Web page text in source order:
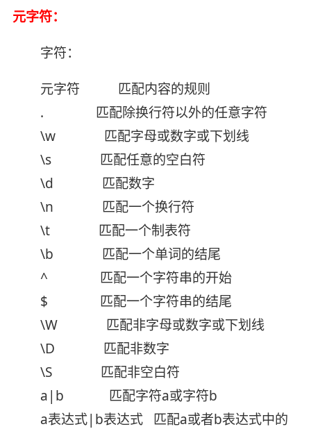
元字符：
字符：
元字符 匹配内容的规则
. 匹配除换行符以外的任意字符
\w 匹配字母或数字或下划线
\s 匹配任意的空白符
\d 匹配数字
\n 匹配一个换行符
\t 匹配一个制表符
\b 匹配一个单词的结尾
^ 匹配一个字符串的开始
$ 匹配一个字符串的结尾
\W 匹配非字母或数字或下划线
\D 匹配非数字
\S 匹配非空白符
a|b 匹配字符a或字符b
a表达式|b表达式 匹配a或者b表达式中的